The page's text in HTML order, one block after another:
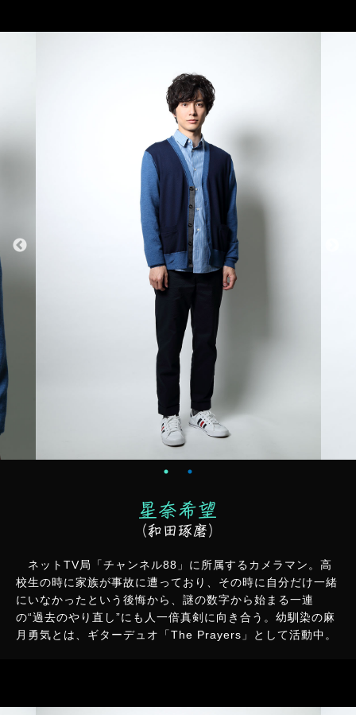
星奈希望
（和田琢磨）
ネットTV局「チャンネル88」に所属するカメラマン。高
校生の時に家族が事故に遭っており、その時に自分だけ一緒
にいなかったという後悔から、謎の数字から始まる一連
の“過去のやり直し”にも人一倍真剣に向き合う。幼馴染の麻
月勇気とは、ギターデュオ「The Prayers」として活動中。